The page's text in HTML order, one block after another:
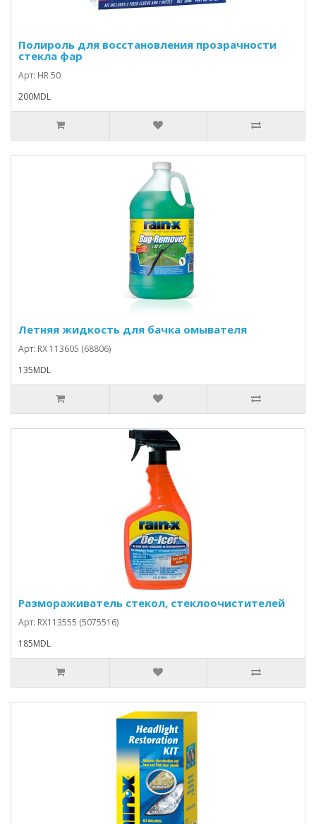
Полироль для восстановления прозрачности
стекла фар
Арт: HR 50
200MDL
Летняя жидкость для бачка омывателя
Арт: RX 113605 (68806)
135MDL
Размораживатель стекол, стеклоочистителей
Арт: RX113555 (5075516)
185MDL